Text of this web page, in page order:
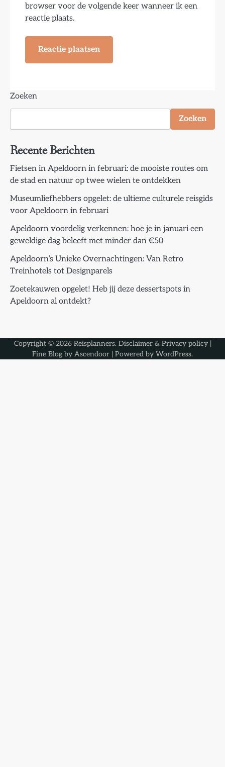
browser voor de volgende keer wanneer ik een
reactie plaats.
Zoeken
Zoeken
Recente Berichten
Fietsen in Apeldoorn in februari: de mooiste routes om
de stad en natuur op twee wielen te ontdekken
Museumliefhebbers opgelet: de ultieme culturele reisgids
voor Apeldoorn in februari
Apeldoorn voordelig verkennen: hoe je in januari een
geweldige dag beleeft met minder dan €50
Apeldoorn’s Unieke Overnachtingen: Van Retro
Treinhotels tot Designparels
Zoetekauwen opgelet! Heb jij deze dessertspots in
Apeldoorn al ontdekt?
Copyright © 2026 Reisplanners. Disclaimer & Privacy policy|
Fine Blog by Ascendoor | Powered by WordPress.